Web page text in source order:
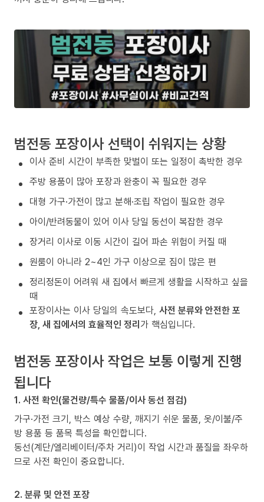
범전동 포장이사 선택이 쉬워지는 상황
이사 준비 시간이 부족한 맞벌이 또는 일정이 촉박한 경우
주방 용품이 많아 포장과 완충이 꼭 필요한 경우
대형 가구·가전이 많고 분해·조립 작업이 필요한 경우
아이/반려동물이 있어 이사 당일 동선이 복잡한 경우
장거리 이사로 이동 시간이 길어 파손 위험이 커질 때
원룸이 아니라 2~4인 가구 이상으로 짐이 많은 편
정리정돈이 어려워 새 집에서 빠르게 생활을 시작하고 싶을
때
포장이사는 이사 당일의 속도보다, 사전 분류와 안전한 포
장, 새 집에서의 효율적인 정리가 핵심입니다.
범전동 포장이사 작업은 보통 이렇게 진행
됩니다
1. 사전 확인(물건량/특수 물품/이사 동선 점검)
가구·가전 크기, 박스 예상 수량, 깨지기 쉬운 물품, 옷/이불/주
방 용품 등 품목 특성을 확인합니다.
동선(계단/엘리베이터/주차 거리)이 작업 시간과 품질을 좌우하
므로 사전 확인이 중요합니다.
2. 분류 및 안전 포장